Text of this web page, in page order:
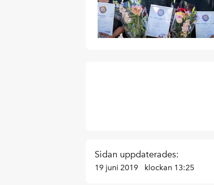
Sidan uppdaterades:
19 juni 2019 klockan 13:25